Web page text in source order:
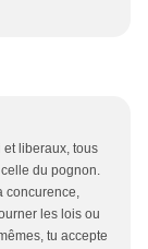
et liberaux, tous
du pognon.
concurence,
les lois ou
tu accepte